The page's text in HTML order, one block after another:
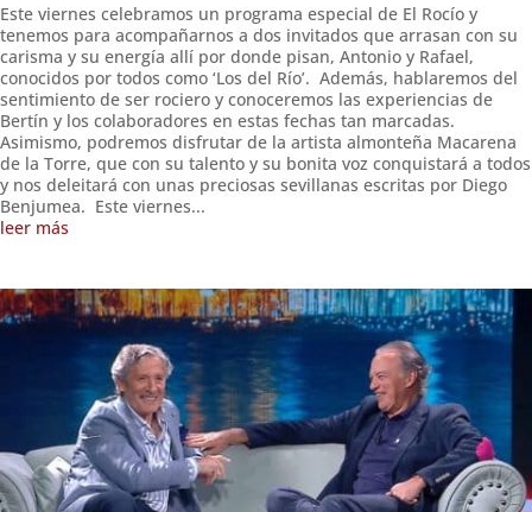
Este viernes celebramos un programa especial de El Rocío y
tenemos para acompañarnos a dos invitados que arrasan con su
carisma y su energía allí por donde pisan, Antonio y Rafael,
conocidos por todos como ‘Los del Río’. Además, hablaremos del
sentimiento de ser rociero y conoceremos las experiencias de
Bertín y los colaboradores en estas fechas tan marcadas.
Asimismo, podremos disfrutar de la artista almonteña Macarena
de la Torre, que con su talento y su bonita voz conquistará a todos
y nos deleitará con unas preciosas sevillanas escritas por Diego
Benjumea. Este viernes...
leer más